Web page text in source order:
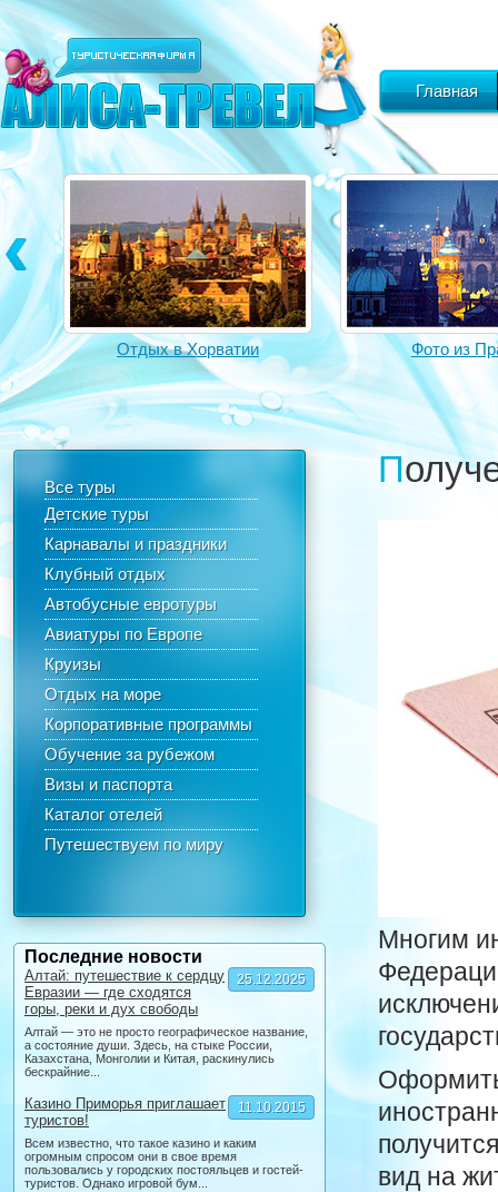
Главная
Отдых в Хорватии Фото из
Все туры
Детские туры
Карнавалы и праздники
Клубный отдых
Автобусные евротуры
Авиатуры по Европе
Круизы
Отдых на море
Корпоративные программы
Обучение за рубежом
Визы и паспорта
Каталог отелей
Путешествуем по миру
Последние новости
25.12.2025
Алтай: путешествие к сердцу
Евразии — где сходятся
горы, реки и дух свободы
Алтай — это не просто географическое название,
а состояние души. Здесь, на стыке России,
Казахстана, Монголии и Китая, раскинулись
бескрайние...
11.10.2015
Казино Приморья приглашает
туристов!
Всем известно, что такое казино и каким
огромным спросом они в свое время
пользовались у городских постояльцев и гостей-
туристов. Однако игровой бум...
Многим
вид на